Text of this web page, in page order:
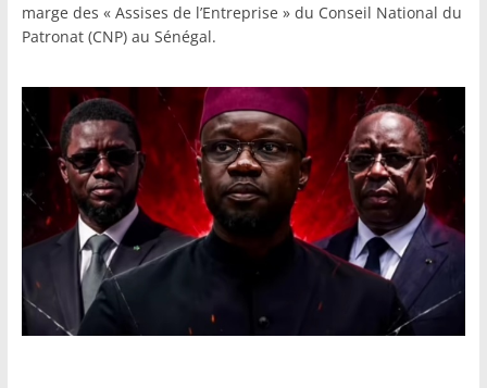
marge des « Assises de l’Entreprise » du Conseil National du
Patronat (CNP) au Sénégal.